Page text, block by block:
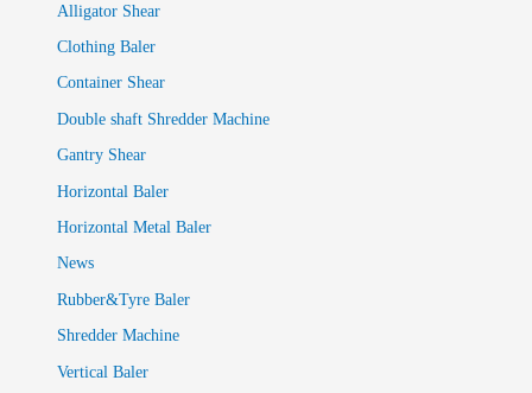
Alligator Shear
Clothing Baler
Container Shear
Double shaft Shredder Machine
Gantry Shear
Horizontal Baler
Horizontal Metal Baler
News
Rubber&Tyre Baler
Shredder Machine
Vertical Baler